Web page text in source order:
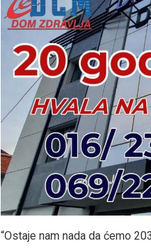
“Ostaje nam nada da ćemo